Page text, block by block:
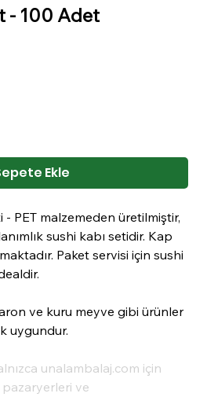
- 100 Adet
Ekle
- PET malzemeden üretilmiştir,
sushi kabı setidir. Kap
Paket servisi için sushi
ve kuru meyve gibi ürünler
uygundur.
unalambalaj.com için
pazaryerleri ve